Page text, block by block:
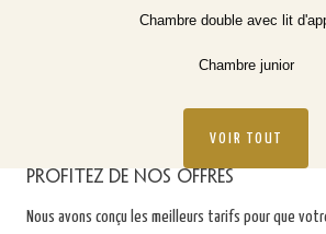
Chambre double avec lit
Chambre junior
VOIR TOUT
Profitez de nos offres
Nous avons conçu les meilleurs tarifs pour que